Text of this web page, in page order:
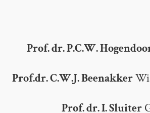
Prof. dr. P.C.W.
Prof.dr. C.W.J. Beenakker
Prof. dr. I. Sluiter